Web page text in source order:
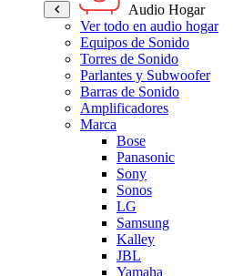
Audio Hogar
Ver todo en audio hogar
Equipos de Sonido
Torres de Sonido
Parlantes y Subwoofer
Barras de Sonido
Amplificadores
Marca
Bose
Panasonic
Sony
Sonos
LG
Samsung
Kalley
JBL
Yamaha